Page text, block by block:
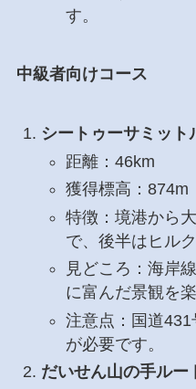
す。
中級者向けコース
シートゥーサミット
距離：46km
獲得標高：874m
特徴：境港から
で、後半はヒル
見どころ：海岸
に富んだ景観を
注意点：国道
が必要です。
だいせん山の手ルー